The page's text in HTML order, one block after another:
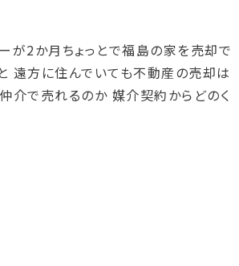
が2か月ちょっとで福島の家を売却で
遠方に住んでいても不動産の売却は
介で売れるのか 媒介契約からどのく